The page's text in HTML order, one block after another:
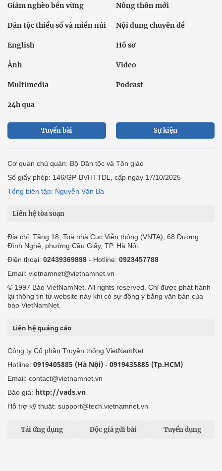
Giảm nghèo bền vững Nông thôn mới
Dân tộc thiểu số và miền núi Nội dung chuyên đề
English Hồ sơ
Ảnh Video
Multimedia Podcast
24h qua
Tuyến bài Sự kiện
Cơ quan chủ quản: Bộ Dân tộc và Tôn giáo
Số giấy phép: 146/GP-BVHTTDL, cấp ngày 17/10/2025
Tổng biên tập: Nguyễn Văn Bá
Liên hệ tòa soạn
Địa chỉ: Tầng 18, Toà nhà Cục Viễn thông (VNTA), 68 Dương
Đình Nghệ, phường Cầu Giấy, TP. Hà Nội.
Điện thoại: 02439369898 - Hotline: 0923457788
Email: vietnamnet@vietnamnet.vn
© 1997 Báo VietNamNet. All rights reserved. Chỉ được phát hành
lại thông tin từ website này khi có sự đồng ý bằng văn bản của
báo VietNamNet.
Liên hệ quảng cáo
Công ty Cổ phần Truyền thông VietNamNet
Hotline: 0919405885 (Hà Nội) - 0919435885 (Tp.HCM)
Email: contact@vietnamnet.vn
Báo giá: http://vads.vn
Hỗ trợ kỹ thuật: support@tech.vietnamnet.vn
Tải ứng dụng Độc giả gửi bài Tuyển dụng